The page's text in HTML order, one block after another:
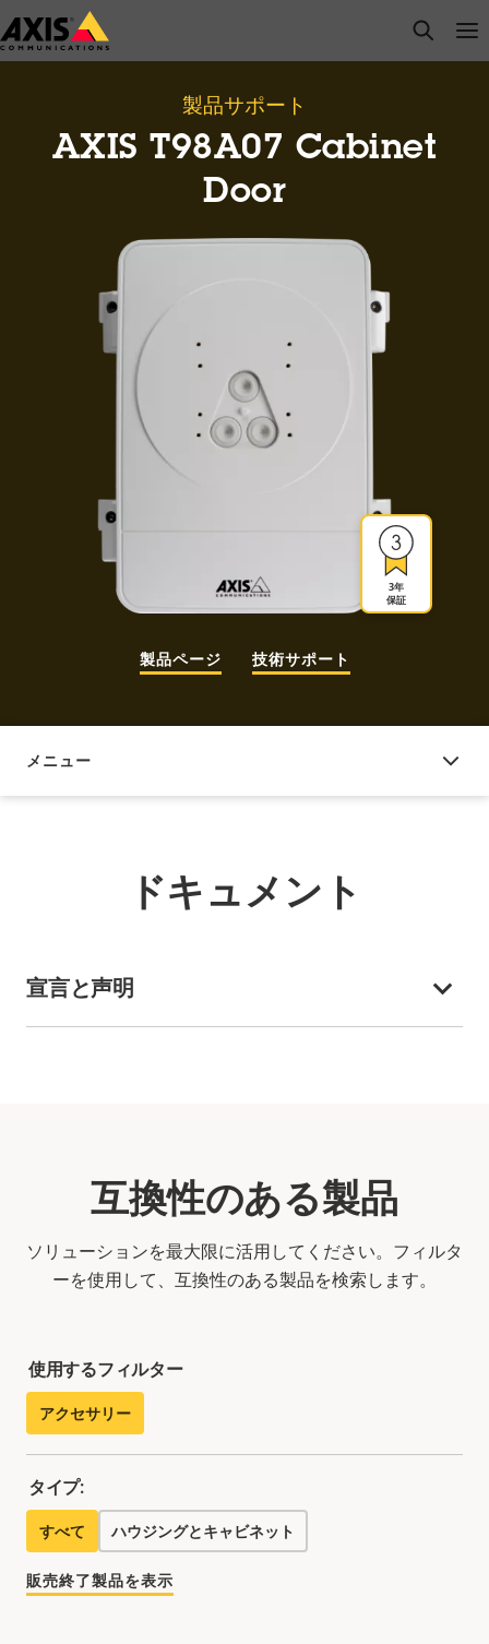
メ
イ
open
製品サポート
AXIS T98A07 Cabinet
Door
3年
保証
製品ページ 技術サポート
メニュー
ドキュメント
ドキュメント
宣言と声明
互換性のある製品
ソリューションを最大限に活用してください。フィルタ
ーを使用して、互換性のある製品を検索します。
使用するフィルター
アクセサリー
タイプ:
すべて ハウジングとキャビネット
販売終了製品を表示